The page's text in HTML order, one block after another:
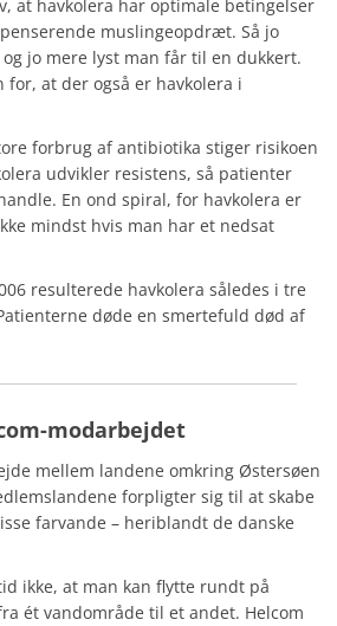
at havkolera har optimale betingelser
muslingeopdræt. Så jo
jo mere lyst man får til en dukkert.
for, at der også er havkolera i
forbrug af antibiotika stiger risikoen
udvikler resistens, så patienter
En ond spiral, for havkolera er
mindst hvis man har et nedsat
resulterede havkolera således i tre
døde en smertefuld død af
-modarbejdet
mellem landene omkring Østersøen
forpligter sig til at skabe
farvande – heriblandt de danske
ikke, at man kan flytte rundt på
ét vandområde til et andet. Helcom